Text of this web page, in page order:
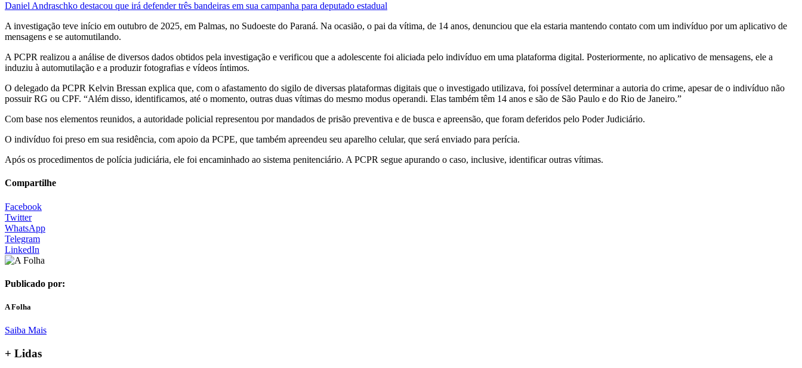
Daniel Andraschko destacou que irá defender três bandeiras em sua campanha para deputado estadual
A investigação teve início em outubro de 2025, em Palmas, no Sudoeste do Paraná. Na ocasião, o pai da vítima, de 14 anos, denunciou que ela estaria mantendo contato com um indivíduo por um aplicativo de
mensagens e se automutilando.
A PCPR realizou a análise de diversos dados obtidos pela investigação e verificou que a adolescente foi aliciada pelo indivíduo em uma plataforma digital. Posteriormente, no aplicativo de mensagens, ele a
induziu à automutilação e a produzir fotografias e vídeos íntimos.
O delegado da PCPR Kelvin Bressan explica que, com o afastamento do sigilo de diversas plataformas digitais que o investigado utilizava, foi possível determinar a autoria do crime, apesar de o indivíduo não
possuir RG ou CPF. “Além disso, identificamos, até o momento, outras duas vítimas do mesmo modus operandi. Elas também têm 14 anos e são de São Paulo e do Rio de Janeiro.”
Com base nos elementos reunidos, a autoridade policial representou por mandados de prisão preventiva e de busca e apreensão, que foram deferidos pelo Poder Judiciário.
O indivíduo foi preso em sua residência, com apoio da PCPE, que também apreendeu seu aparelho celular, que será enviado para perícia.
Após os procedimentos de polícia judiciária, ele foi encaminhado ao sistema penitenciário. A PCPR segue apurando o caso, inclusive, identificar outras vítimas.
Compartilhe
Facebook
Twitter
WhatsApp
Telegram
LinkedIn
Publicado por:
A Folha
Saiba Mais
+ Lidas